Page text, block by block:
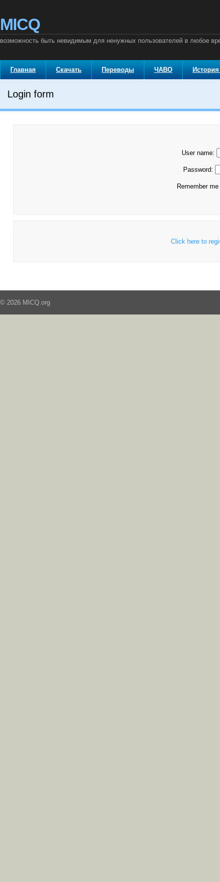
MICQ
возможность быть невидимым для ненужных пользователей в любое
Главная Скачать Переводы ЧАВО
Login form
User name:
Password:
Remember
Click here to
© 2026 MICQ.org